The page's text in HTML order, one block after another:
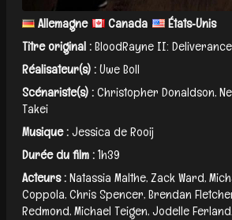
Allemagne Canada
États‑Unis
Titre original :BloodRayne II: Deliverance
Réalisateur(s) :Uwe Boll
Scénariste(s) :Christopher Donaldson,
Takei
Musique :Jessica de Rooij
Durée du film :1h39
Acteurs :Natassia Malthe, Zack Ward,
Coppola, Chris Spencer, Brendan
Redmond, Michael Teigen, Jodelle